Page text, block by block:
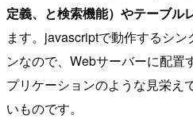
定義、と検索機能） やテーブル
ます。javascriptで動作するシ
ンなので、Webサーバーに配置
プリケーションのような見栄え
いものです。